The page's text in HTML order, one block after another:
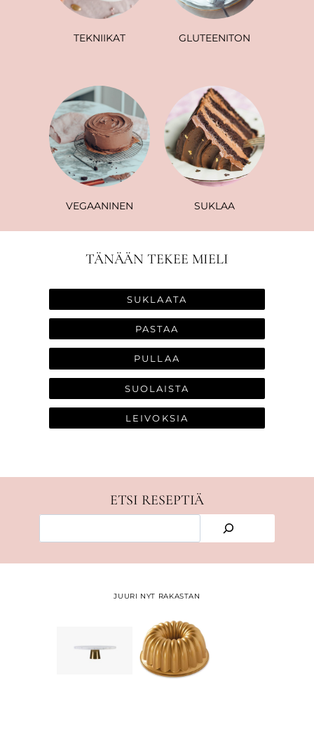
TEKNIIKAT GLUTEENITON
VEGAANINEN SUKLAA
TÄNÄÄN TEKEE MIELI
SUKLAATA
PASTAA
PULLAA
SUOLAISTA
LEIVOKSIA
ETSI RESEPTIÄ
t
JUURI NYT RAKASTAN